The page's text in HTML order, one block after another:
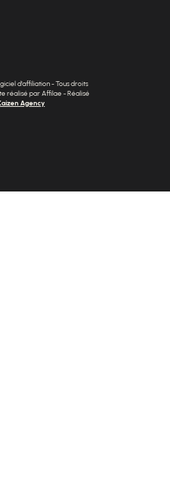
d'affiliation - Tous droits
réalisé par Affilae - Réalisé
Agency